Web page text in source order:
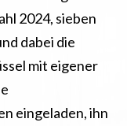
2024, sieben
dabei die
mit eigener
eingeladen, ihn